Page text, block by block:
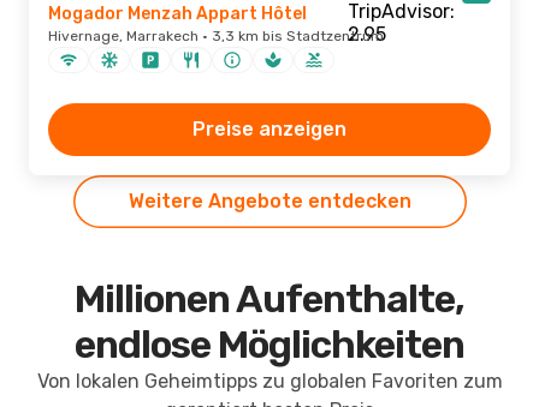
Mogador Menzah Appart Hôtel
Hivernage, Marrakech · 3,3 km bis Stadtzentrum
Preise anzeigen
Weitere Angebote entdecken
Millionen Aufenthalte,
endlose Möglichkeiten
Von lokalen Geheimtipps zu globalen Favoriten zum